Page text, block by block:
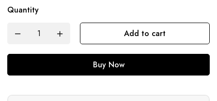
Quantity
Add to cart
Buy Now